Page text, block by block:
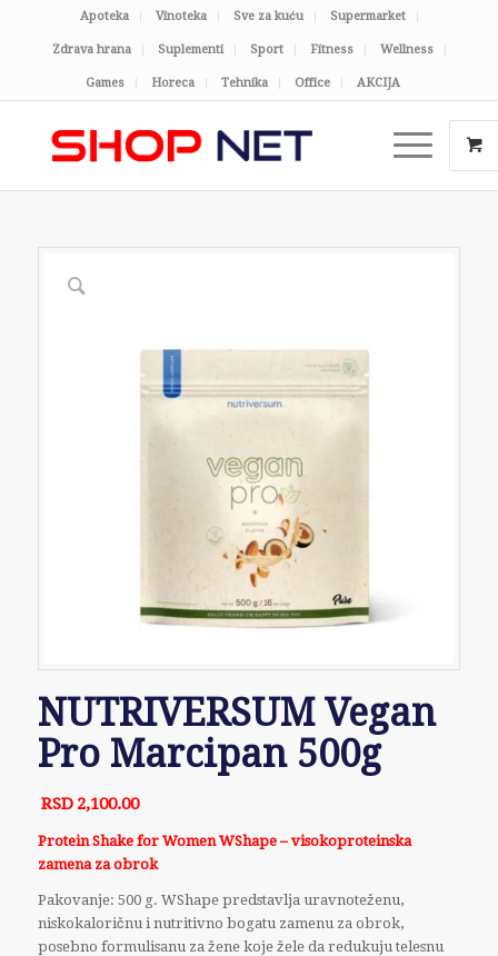
Apoteka Vinoteka Sve za kuću Supermarket
Zdrava hrana Suplementi Sport Fitness Wellness
Games Horeca Tehnika Office AKCIJA
NUTRIVERSUM Vegan
Pro Marcipan 500g
RSD 2,100.00
Protein Shake for WomenWShape– visokoproteinska
zamena za obrok
Pakovanje: 500 g. WShapepredstavlja uravnoteženu,
niskokaloričnu i nutritivno bogatu zamenu za obrok,
posebno formulisanu za žene koje žele da redukuju telesnu